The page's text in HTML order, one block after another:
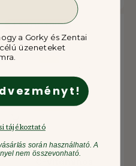
15% megtakarítás
Aphrodite
a Gorky és Zentai
üzeneteket
tájékoztató
során használható. A
nem összevonható.